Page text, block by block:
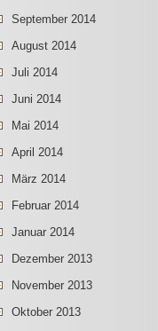
September 2014
August 2014
Juli 2014
Juni 2014
Mai 2014
April 2014
März 2014
Februar 2014
Januar 2014
Dezember 2013
November 2013
Oktober 2013